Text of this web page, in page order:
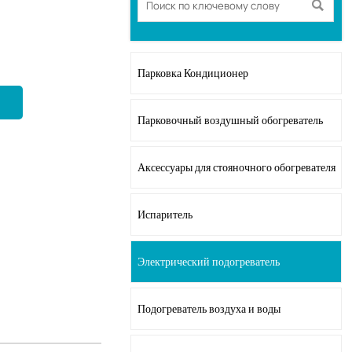

Парковка Кондиционер
Парковочный воздушный обогреватель
Аксессуары для стояночного обогревателя
Испаритель
Электрический подогреватель
Подогреватель воздуха и воды